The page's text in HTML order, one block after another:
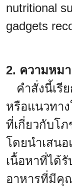
nutritional
gadgets
2. ความหม
คำสั่งนี้เรี
หรือแนวทา
ที่เกี่ยวกับโ
โดยนำเสน
เนื้อหาที่ได้
อาหารที่มีคุ